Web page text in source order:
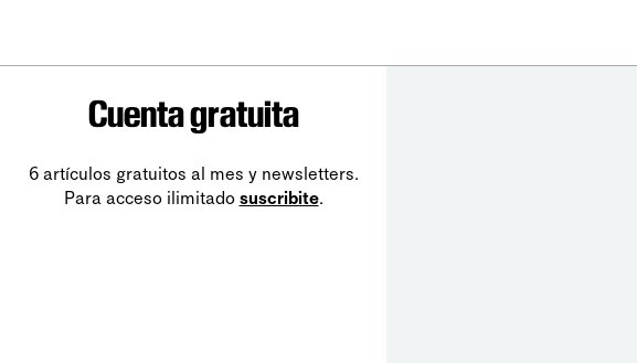
Cuenta gratuita
6 artículos gratuitos al mes y newsletters.
Para acceso ilimitado suscribite.